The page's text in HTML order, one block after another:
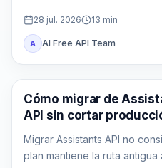
28 jul. 2026 13 min
A AI Free API Team
Guía de API
Cómo migrar de
API sin cortar
Migrar Assistants API no
plan mantiene la ruta antigua